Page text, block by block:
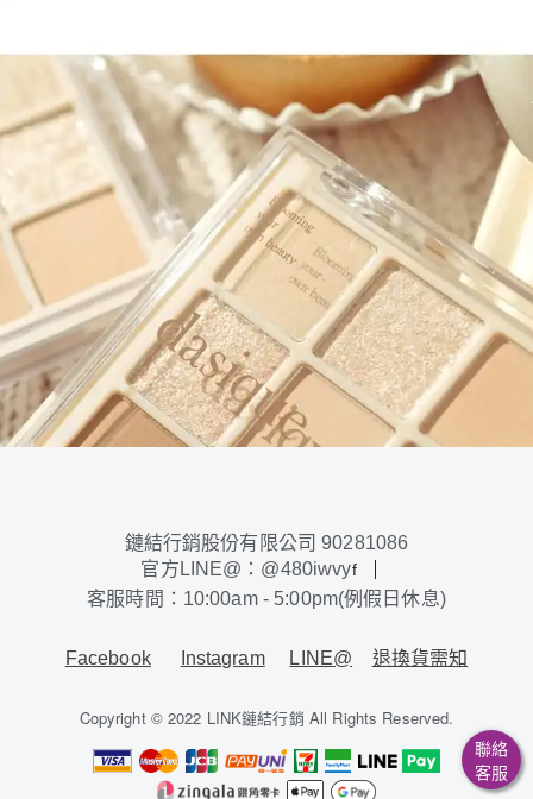
鏈結行銷股份有限公司 90281086
官方LINE@：@480iwvyf
客服時間：10:00am - 5:00pm(例假日休息)
Facebook Instagram LINE@ 退換貨需知
Copyright © 2022 LINK鏈結行銷 All Rights Reserved.
聯絡
客服